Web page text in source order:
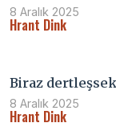
8 Aralık 2025
Hrant Dink
Biraz
8 Aralık 2025
Hrant Dink